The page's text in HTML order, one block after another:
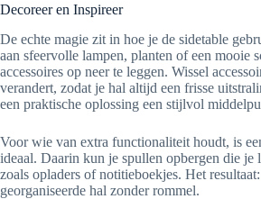
Decoreer en Inspireer
De echte magie zit in hoe je de sidetable
aan sfeervolle lampen, planten of een mooie
accessoires op neer te leggen. Wissel
verandert, zodat je hal altijd een frisse
een praktische oplossing een stijlvol
Voor wie van extra functionaliteit houdt, is
ideaal. Daarin kun je spullen opbergen die je
zoals opladers of notitieboekjes. Het
georganiseerde hal zonder rommel.